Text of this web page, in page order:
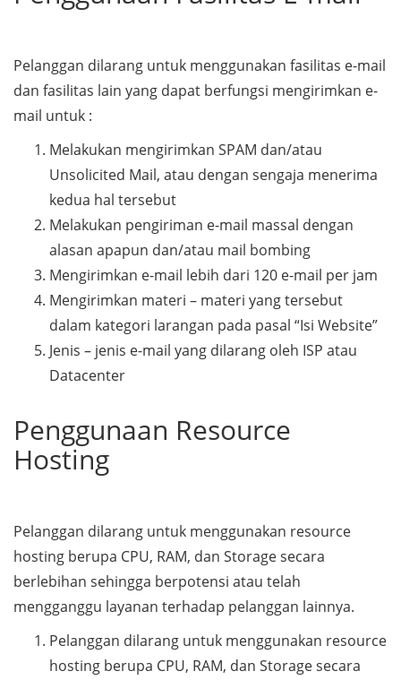
Pelanggan dilarang untuk menggunakan fasilitas e-mail
dan fasilitas lain yang dapat berfungsi mengirimkan e-
mail untuk :
Melakukan mengirimkan SPAM dan/atau
Unsolicited Mail, atau dengan sengaja menerima
kedua hal tersebut
Melakukan pengiriman e-mail massal dengan
alasan apapun dan/atau mail bombing
Mengirimkan e-mail lebih dari 120 e-mail per jam
Mengirimkan materi – materi yang tersebut
dalam kategori larangan pada pasal “Isi Website”
Jenis – jenis e-mail yang dilarang oleh ISP atau
Datacenter
Penggunaan Resource
Hosting
Pelanggan dilarang untuk menggunakan resource
hosting berupa CPU, RAM, dan Storage secara
berlebihan sehingga berpotensi atau telah
mengganggu layanan terhadap pelanggan lainnya.
Pelanggan dilarang untuk menggunakan resource
hosting berupa CPU, RAM, dan Storage secara